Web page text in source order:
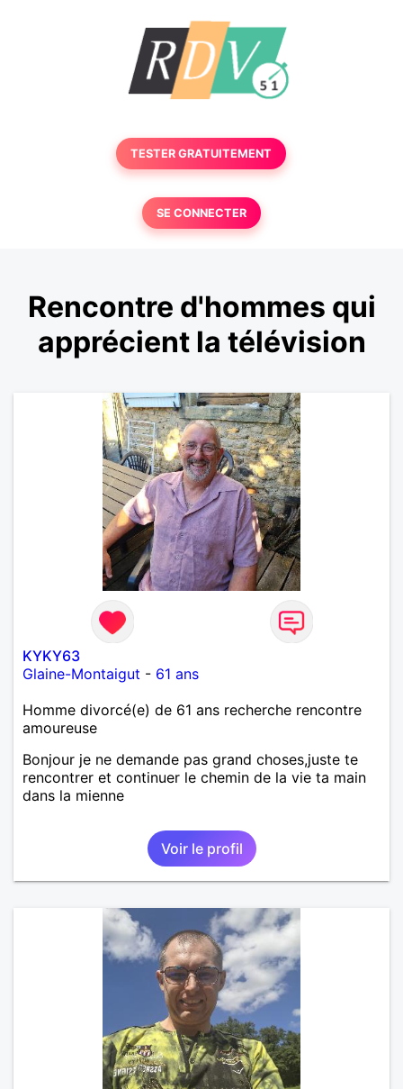
TESTER GRATUITEMENT
SE CONNECTER
Rencontre d'hommes qui
apprécient la télévision
KYKY63
Glaine-Montaigut - 61 ans
Homme divorcé(e) de 61 ans recherche rencontre
amoureuse
Bonjour je ne demande pas grand choses,juste te
rencontrer et continuer le chemin de la vie ta main
dans la mienne
Voir le profil